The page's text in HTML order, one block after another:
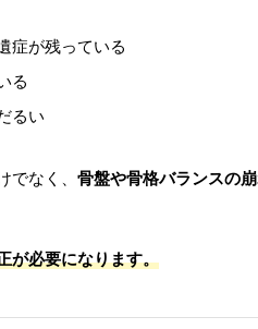
症が残っている
る
るい
なく、 骨盤や骨格バランスの
が必要になります。